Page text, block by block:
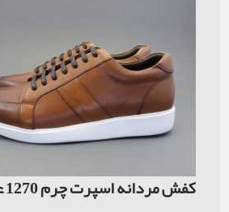
کفش مردانه اسپرت چرم 1270 عسلی